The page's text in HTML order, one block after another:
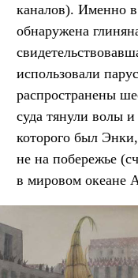
каналов). Именно
обнаружена
использовали
распространены
суда тянули волы
которого был
не на побережье
в мировом океане